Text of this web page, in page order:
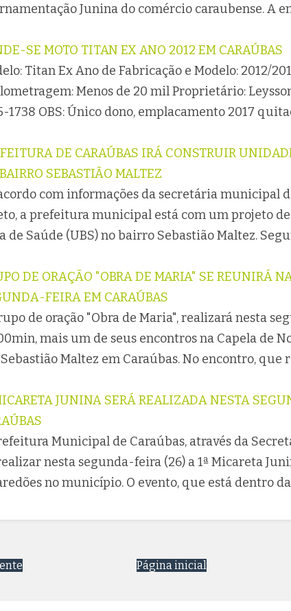
Junina do comércio caraubense. A
SE MOTO TITAN EX ANO 2012 EM CARAÚBAS
Titan Ex Ano de Fabricação e Modelo: 2012/
Menos de 20 mil Proprietário:
1738 OBS: Único dono, emplacamento 2017
DE CARAÚBAS IRÁ CONSTRUIR
SEBASTIÃO MALTEZ
com informações da secretária municipal
a prefeitura municipal está com um projeto
de Saúde (UBS) no bairro Sebastião Maltez.
DE ORAÇÃO "OBRA DE MARIA" SE REUNIRÁ
FEIRA EM CARAÚBAS
de oração "Obra de Maria", realizará nesta
mais um de seus encontros na Capela de
Maltez em Caraúbas. No encontro, que
JUNINA SERÁ REALIZADA NESTA
Municipal de Caraúbas, através da
nesta segunda-feira (26) a 1ª Micareta
no município. O evento, que está dentro
Página inicial